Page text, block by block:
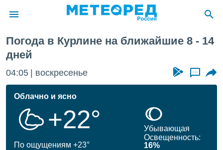
о
к этому
Погода в Курлине на ближайшие 8 - 14
дней
04:05 воскресенье ...
Облачно и ясно
+22°
По ощущениям +23°
Убывающая
Освещенность:
16%